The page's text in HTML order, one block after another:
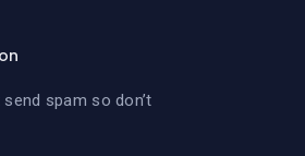
send spam so don’t